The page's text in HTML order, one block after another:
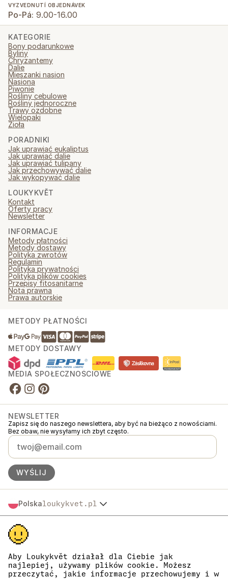
Aby Loukykvět działał dla Ciebie jak
najlepiej, używamy plików cookie. Możesz
przeczytać, jakie informacje przechowujemy i w
VYZVEDNUTÍ OBJEDNÁVEK
Po-Pá: 9.00-16.00
KATEGORIE
Bony podarunkowe
Byliny
Chryzantemy
Dalie
Mieszanki nasion
Nasiona
Piwonie
Rośliny cebulowe
Rośliny jednoroczne
Trawy ozdobne
Wielopaki
Zioła
PORADNIKI
Jak uprawiać eukaliptus
Jak uprawiać dalie
Jak uprawiać tulipany
Jak przechowywać dalie
Jak wykopywać dalie
LOUKYKVĚT
Kontakt
Oferty pracy
Newsletter
INFORMACJE
Metody płatności
Metody dostawy
Polityka zwrotów
Regulamin
Polityka prywatności
Polityka plików cookies
Przepisy fitosanitarne
Nota prawna
Prawa autorskie
METODY PŁATNOŚCI
METODY DOSTAWY
MEDIA SPOŁECZNOŚCIOWE
NEWSLETTER
Zapisz się do naszego newslettera, aby być na bieżąco z nowościami.
Bez obaw, nie wysyłamy ich zbyt często.
WYŚLIJ
Polskaloukykvet.pl
Česko
Slovensko
Österreich
Deutschland
France
België
Danmark
Loukykvět s.r.o. jest zarejestrowana w Rejestrze Handlowym Sądu
Miejskiego w Pradze, sekcja C, akta 268616.
opakowaniowych EKO-KOM pod numerem EKF00180493.
Do wydawania paszportów roślin używamy numeru rejestracyjnego
0636.